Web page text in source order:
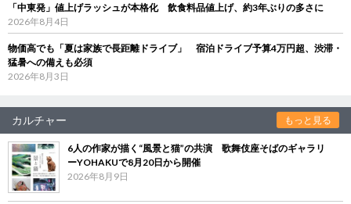
「中東発」値上げラッシュが本格化 飲食料品値上げ、約3年ぶりの多さに
2026年8月4日
物価高でも「夏は家族で長距離ドライブ」 宿泊ドライブ予算4万円超、渋滞・
猛暑への備えも必須
2026年8月3日
カルチャー もっと見る
6人の作家が描く“風景と猫”の共演 歌舞伎座そばのギャラリ
ーYOHAKUで8月20日から開催
2026年8月9日